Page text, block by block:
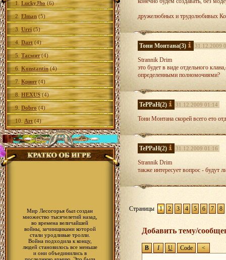
1. LuckyJho (6)
2. Elman(5)
3. Urri (5)
4. Dart (4)
5. Тасмит(4)
6. Konstantin(4)
7. Крипт(4)
8. HEXUS(4)
9. Dobro(4)
10. Art (4)
Мир Лесогорья был создан
множество тысячелетий назад,
во времена величайшей
войны, зачинщиками которой
стали уродливые тролли.
Война подходила к концу,
людей становилось все меньше
и они объединились в
дружелюбных и трудолюбивых
Тони Монтана(3) 31.12.2009
Strannik Drim
это будет в виде отдельного
определенными полномочиями?
TePPaH(2) 31.12.2009 01:14
Тони Монтана скорей всего ето
TePPaH(2) 31.12.2009 01:16
Strannik Drim
также интересует вопрос - будут
Страницы 1 2 3 4 5 6 7 8
Добавить тему/